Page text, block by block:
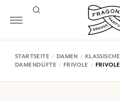
STARTSEITE DAMEN
KLASSISCHE
DAMENDÜFTE
FRIVOLE FRIVOLE